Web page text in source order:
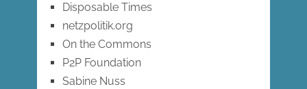
Disposable Times
netzpolitik.org
On the Commons
P2P Foundation
Sabine Nuss